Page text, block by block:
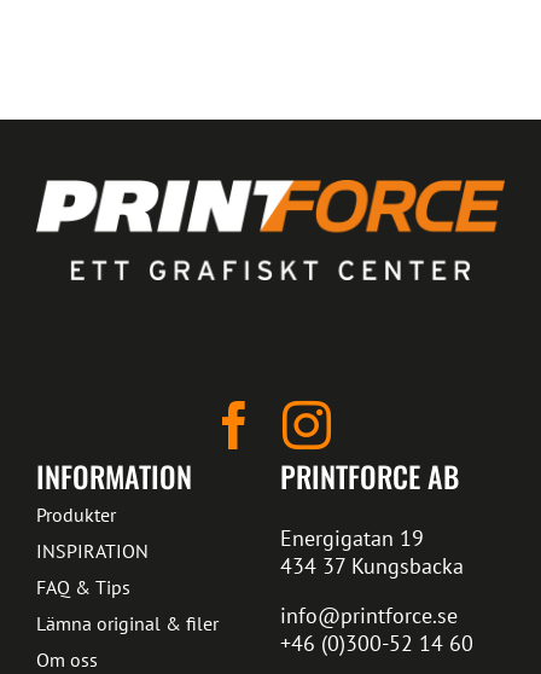
PRINTFORCE AB
Energigatan 19
434 37 Kungsbacka
info@printforce.se
+46 (0)300-52 14 60
INFORMATION
Produkter
INSPIRATION
FAQ & Tips
Lämna original & filer
Om oss